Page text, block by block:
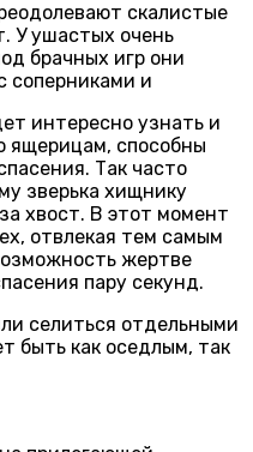
скалистые
У ушастых очень
брачных игр они
соперниками и
интересно узнать и
ящерицам, способны
Так часто
зверька хищнику
хвост. В этот момент
отвлекая тем самым
жертве
пару секунд.
селиться отдельными
быть как оседлым, так